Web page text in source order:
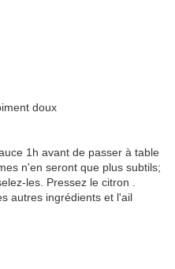
doux
1h avant de passer à table
n'en seront que plus subtils;
les. Pressez le citron .
autres ingrédients et l'ail